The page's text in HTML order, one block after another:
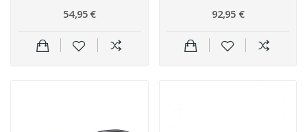
54,95 € 92,95 €